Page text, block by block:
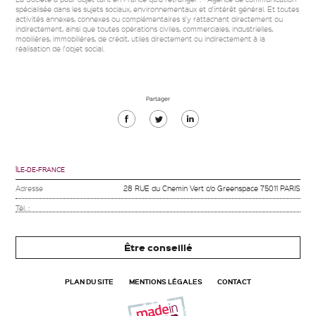
spécialisée dans les sujets sociaux, environnementaux et d'intérêt général. Et toutes
activités annexes, connexes ou complémentaires s'y rattachant directement ou
indirectement, ainsi que toutes opérations civiles, commerciales, industrielles,
mobilières, immobilières, de crédit, utiles directement ou indirectement à la
réalisation de l'objet social.
Partager
Partager
Partager
ÎLE-DE-FRANCE
Adresse 28 RUE du Chemin Vert c/o Greenspace 75011 PARIS
Tél. :
Être conseillé
PLAN DU SITE MENTIONS LÉGALES CONTACT